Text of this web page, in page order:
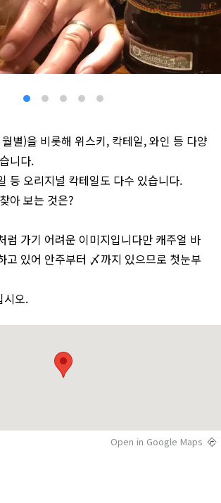
별)을 비롯해 위스키, 칵테일, 와인 등 다양
니다.
등 오리지널 칵테일도 다수 있습니다.
아 보는 것은?
럼 가기 어려운 이미지입니다만 캐주얼 바
고 있어 안주부터 〆까지 있으므로 첫눈부
Open in Google Maps